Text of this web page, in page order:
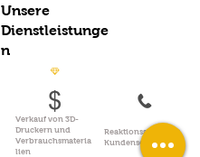
Unsere
Dienstleistunge
n
Verkauf von 3D-
Druckern und
Verbrauchsmateria
lien
Reaktionsschneller
Kundenservice